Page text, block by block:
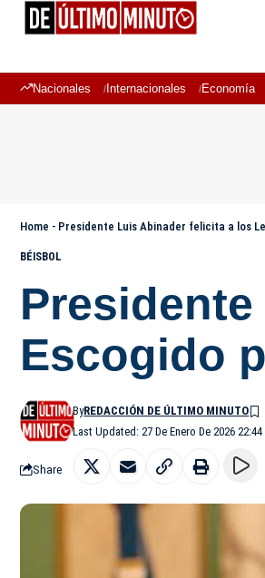
Nacionales Internacionales Economía
Home - Presidente Luis Abinader felicita a los
BÉISBOL
Escogido
Last Updated: 27 De Enero De 2026 22:44
ByREDACCIÓN DE ÚLTIMO MINUTO
Share